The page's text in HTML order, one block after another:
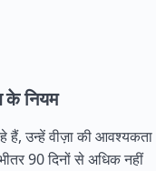
के नियम
हैं, उन्हें वीज़ा की आवश्यकता
90 दिनों से अधिक नहीं